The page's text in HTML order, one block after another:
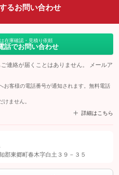
るお問い合わせ
在庫確認・見積り依頼
話でお問い合わせ
連絡が届くことはありません。 メールア
客様の電話番号が通知されます。無料電話
ません。
詳細はこちら
だち追加してから「許可する」ボタンを押
郡東郷町春木字白土３９－３５